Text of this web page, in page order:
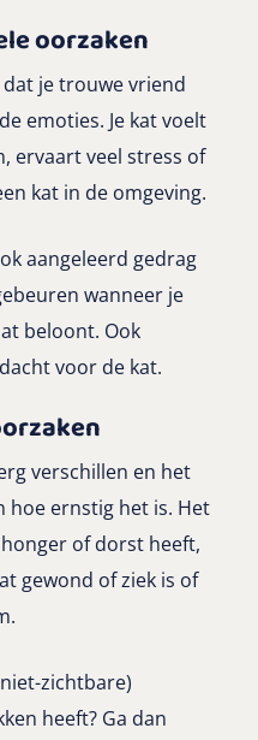
oorzaken
je trouwe vriend
emoties. Je kat voelt
ervaart veel stress of
kat in de omgeving.
aangeleerd gedrag
wanneer je
beloont. Ook
voor de kat.
verschillen en het
hoe ernstig het is. Het
of dorst heeft,
gewond of ziek is of
zichtbare)
heeft? Ga dan